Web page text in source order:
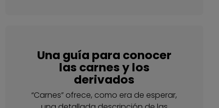
Una guía para conocer
las carnes y los
derivados
“Carnes” ofrece, como era de esperar,